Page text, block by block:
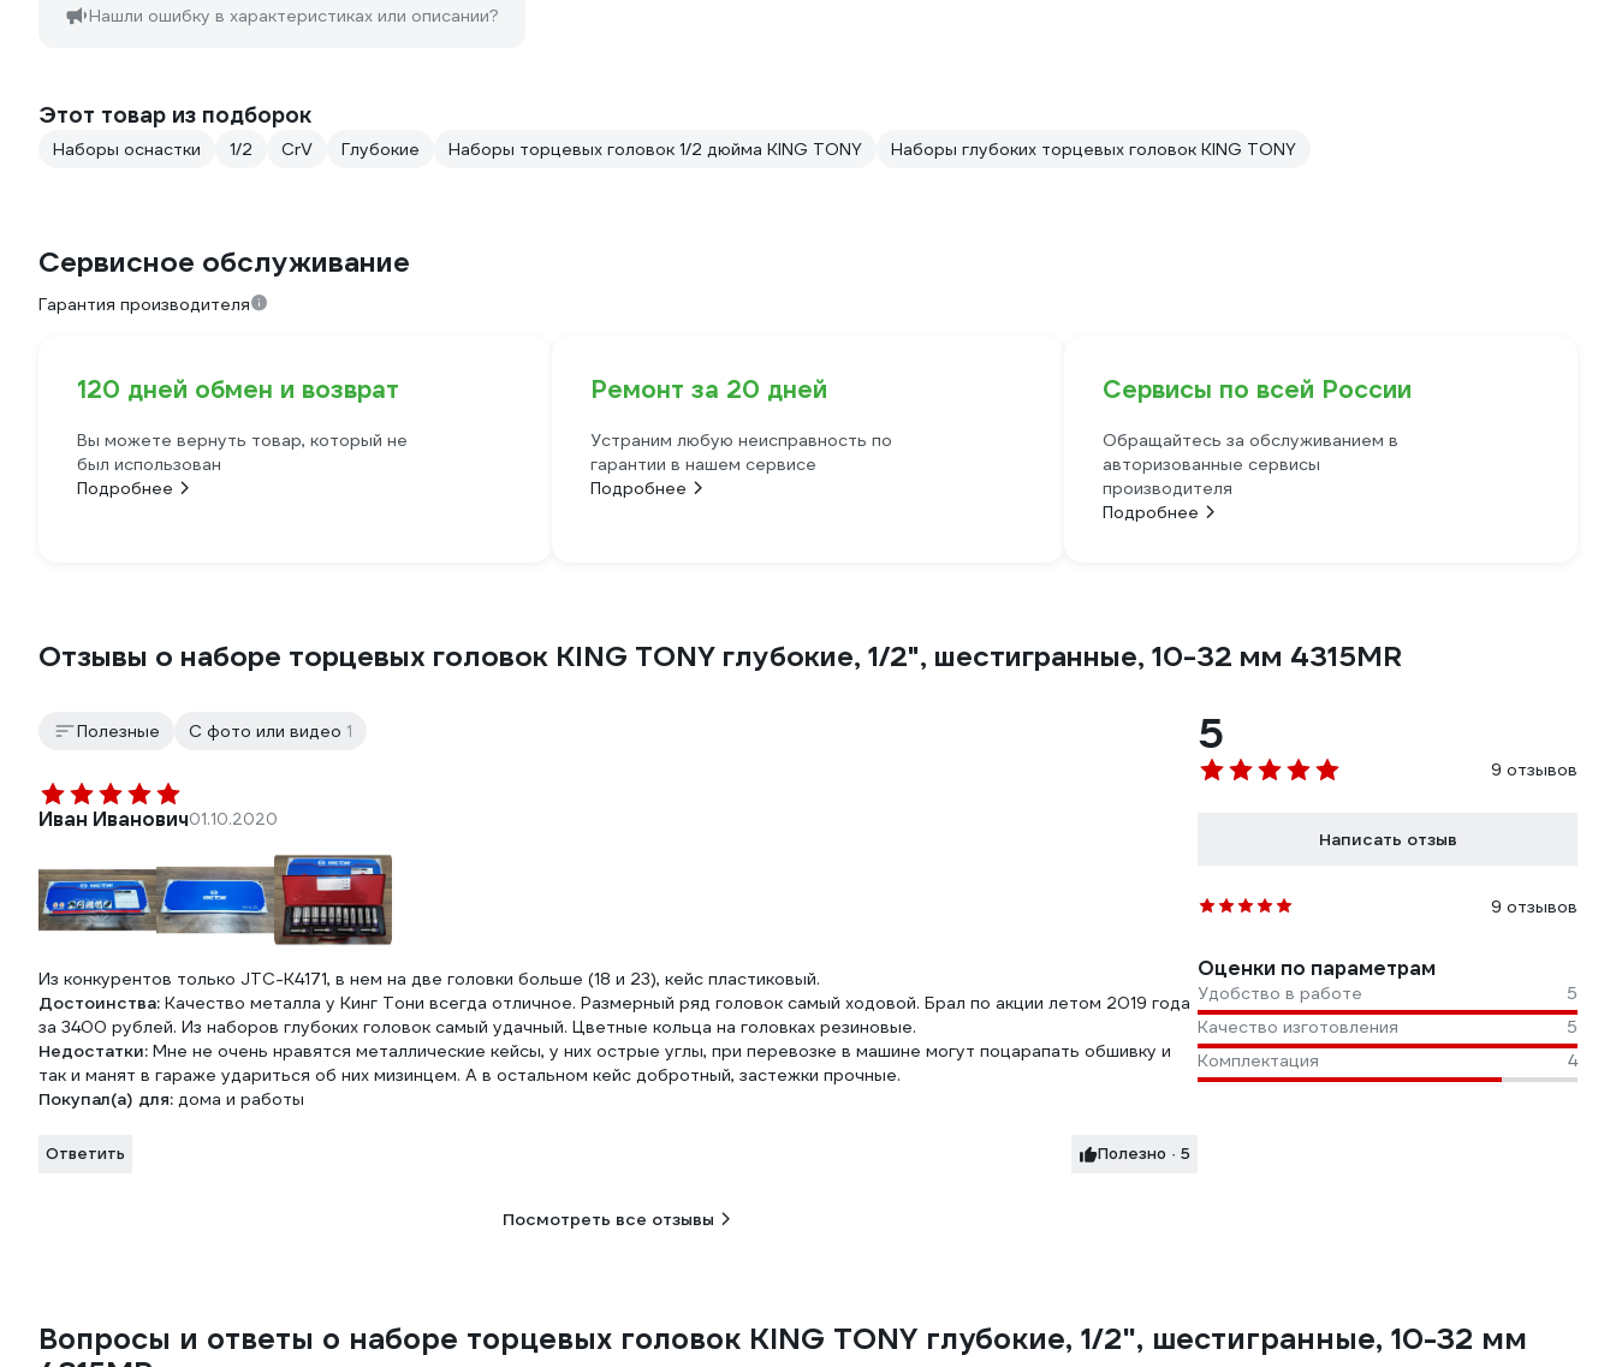
Нашли ошибку в характеристиках или описании?
Этот товар из подборок
Наборы оснастки 1/2 CrV Глубокие Наборы торцевых головок 1/2 дюйма KING TONY Наборы глубоких торцевых головок KING TONY
Сервисное обслуживание
Гарантия производителя
120 дней обмен и возврат
Вы можете вернуть товар, который не
был использован
Подробнее
Ремонт за 20 дней
Устраним любую неисправность по
гарантии в нашем сервисе
Подробнее
Сервисы по всей России
Обращайтесь за обслуживанием в
авторизованные сервисы
производителя
Подробнее
Отзывы о наборе торцевых головок KING TONY глубокие, 1/2", шестигранные, 10-32 мм 4315MR
5
9 отзывов
Написать отзыв
9 отзывов
Оценки по параметрам
Удобство в работе
5
Качество изготовления
5
Комплектация
4
Полезные С фото или видео 1
Иван Иванович01.10.2020
Из конкурентов только JTC-K4171, в нем на две головки больше (18 и 23), кейс пластиковый.
Достоинства: Качество металла у Кинг Тони всегда отличное. Размерный ряд головок самый ходовой. Брал по акции летом 2019 года
за 3400 рублей. Из наборов глубоких головок самый удачный. Цветные кольца на головках резиновые.
Недостатки: Мне не очень нравятся металлические кейсы, у них острые углы, при перевозке в машине могут поцарапать обшивку и
так и манят в гараже удариться об них мизинцем. А в остальном кейс добротный, застежки прочные.
Покупал(а) для: дома и работы
Ответить Полезно · 5
Посмотреть все отзывы
Вопросы и ответы о наборе торцевых головок KING TONY глубокие, 1/2", шестигранные, 10-32 мм